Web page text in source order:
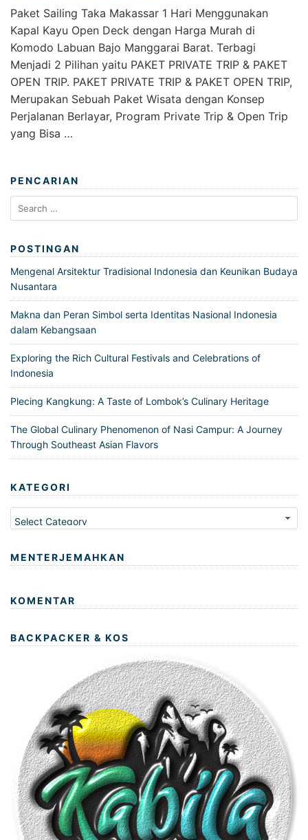
Paket Sailing Taka Makassar 1 Hari Menggunakan
Kapal Kayu Open Deck dengan Harga Murah di
Komodo Labuan Bajo Manggarai Barat. Terbagi
Menjadi 2 Pilihan yaitu PAKET PRIVATE TRIP & PAKET
OPEN TRIP. PAKET PRIVATE TRIP & PAKET OPEN TRIP,
Merupakan Sebuah Paket Wisata dengan Konsep
Perjalanan Berlayar, Program Private Trip & Open Trip
yang Bisa …
PENCARIAN
Search
for:
POSTINGAN
Mengenal Arsitektur Tradisional Indonesia dan Keunikan Budaya
Nusantara
Makna dan Peran Simbol serta Identitas Nasional Indonesia
dalam Kebangsaan
Exploring the Rich Cultural Festivals and Celebrations of
Indonesia
Plecing Kangkung: A Taste of Lombok’s Culinary Heritage
The Global Culinary Phenomenon of Nasi Campur: A Journey
Through Southeast Asian Flavors
KATEGORI
Kategori
MENTERJEMAHKAN
KOMENTAR
BACKPACKER & KOS